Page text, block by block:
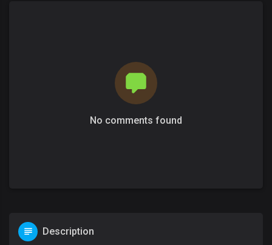
No comments found
Description